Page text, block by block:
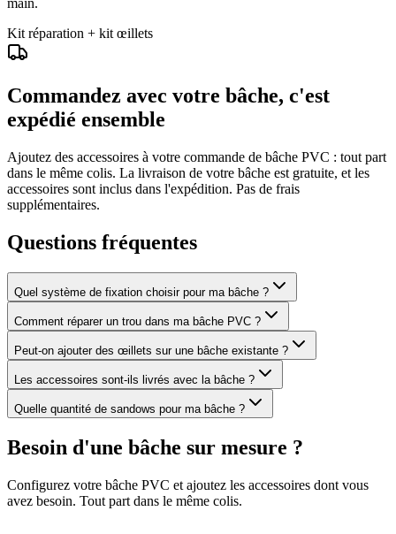
main.
Kit réparation + kit œillets
Commandez avec votre bâche, c'est
expédié ensemble
Ajoutez des accessoires à votre commande de bâche PVC : tout part
dans le même colis. La livraison de votre bâche est gratuite, et les
accessoires sont inclus dans l'expédition. Pas de frais
supplémentaires.
Questions fréquentes
Quel système de fixation choisir pour ma bâche ?
Comment réparer un trou dans ma bâche PVC ?
Peut-on ajouter des œillets sur une bâche existante ?
Les accessoires sont-ils livrés avec la bâche ?
Quelle quantité de sandows pour ma bâche ?
Besoin d'une bâche sur mesure ?
Configurez votre bâche PVC et ajoutez les accessoires dont vous
avez besoin. Tout part dans le même colis.